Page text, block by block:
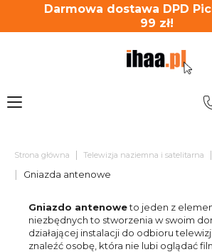
Darmowa dostawa DPD
99 zł!
Strona główna | Telewizja naziemna i satelitarna |
| Gniazda antenowe
Gniazdo antenoweto jeden z
niezbędnych to stworzenia w swoim
działającej instalacji do odbioru
znaleźć osobę, która nie lubi oglądać